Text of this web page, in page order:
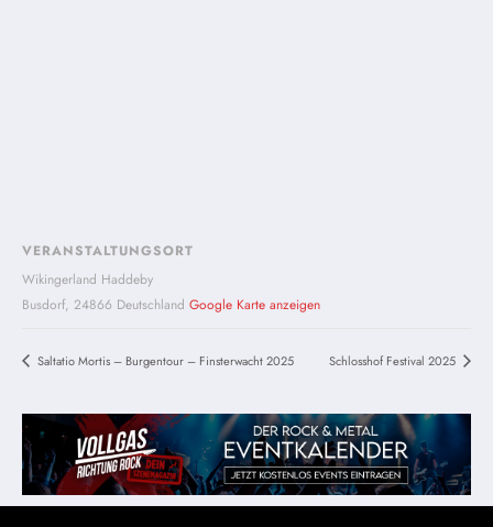
VERANSTALTUNGSORT
Wikingerland Haddeby
Busdorf, 24866 Deutschland Google Karte anzeigen
Saltatio Mortis – Burgentour – Finsterwacht 2025 Schlosshof Festival 2025